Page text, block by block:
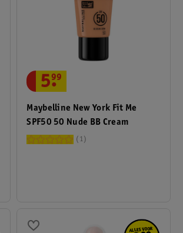
Maybelline New York Fit Me
SPF50 50 Nude BB Cream
5.
99
1